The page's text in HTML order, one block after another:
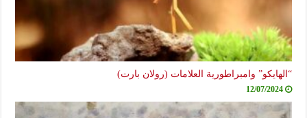
“الهايكو” وامبراطورية العلامات (رولان بارت)
12/07/2024